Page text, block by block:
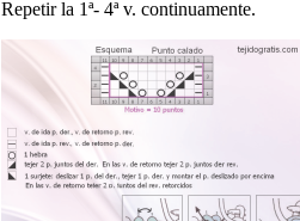
Repetir la 1ª- 4ª v. continuamente.